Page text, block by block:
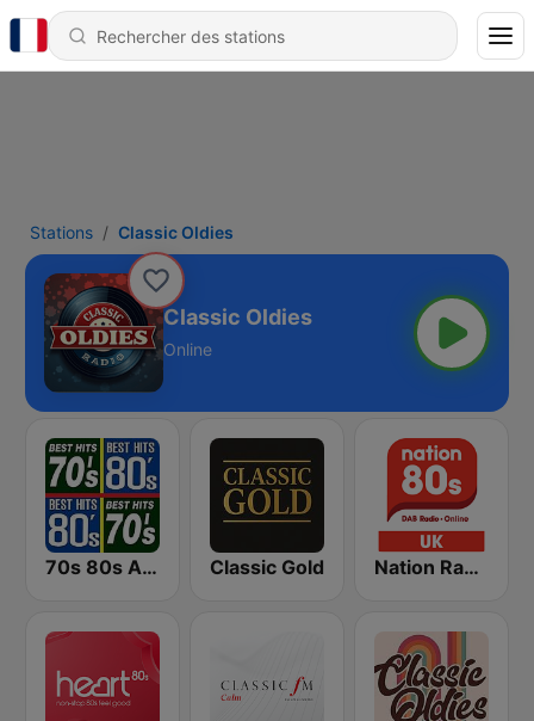
Stations Classic Oldies
Classic Oldies
Online
70s 80s All Time Greatest Classic Gold Nation Radio 80s